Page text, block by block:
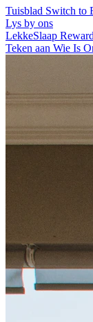
Tuisblad Switch to
Lys by ons
LekkeSlaap
Teken aan Wie Is